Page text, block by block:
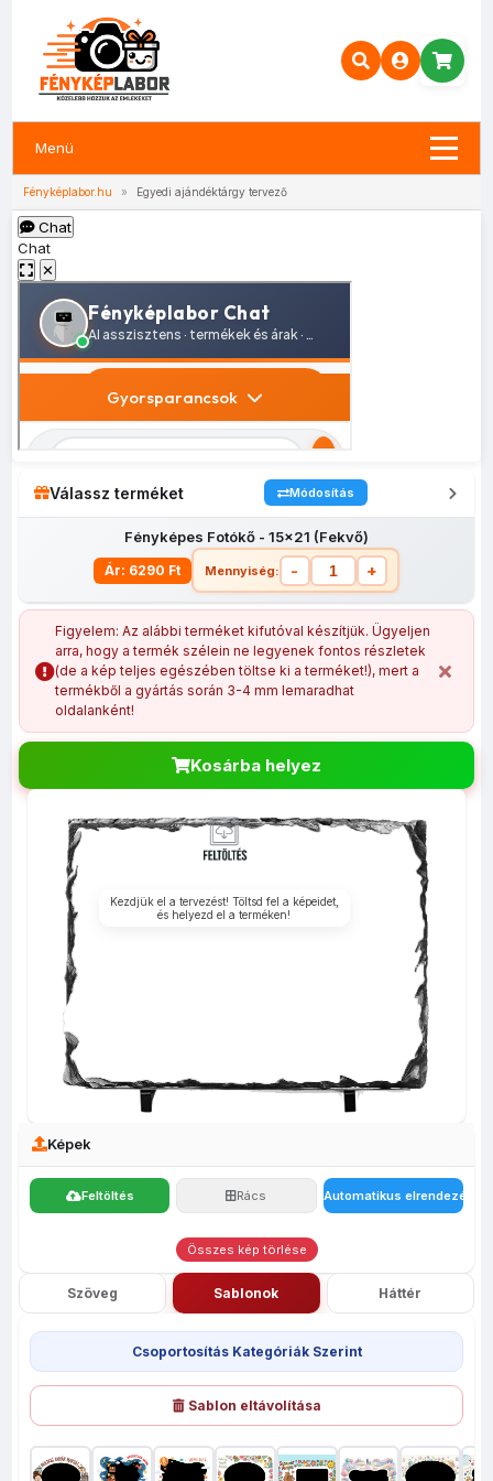
Menü
Fényképlabor.hu » Egyedi ajándéktárgy tervező
Chat
Chat
✕
Válassz terméket Módosítás
Fényképes Fotókő - 15x21 (Fekvő)
Ár: 6290 Ft Mennyiség: - +
Fényképes
Fotókő -
15x21 (Fekvő)
Fényképes
Fényképes
(Fekvő)
Figyelem: Az alábbi terméket kifutóval készítjük. Ügyeljen
arra, hogy a termék szélein ne legyenek fontos részletek
(de a kép teljes egészében töltse ki a terméket!), mert a
termékből a gyártás során 3-4 mm lemaradhat
oldalanként!
Kosárba helyez
Képek
Feltöltés Rács Automatikus elrendezés
Összes kép törlése
Szöveg Sablonok Háttér
Csoportosítás Kategóriák Szerint
Sablon eltávolítása
Kezdjük el a tervezést! Töltsd fel a képeidet,
és helyezd el a terméken!